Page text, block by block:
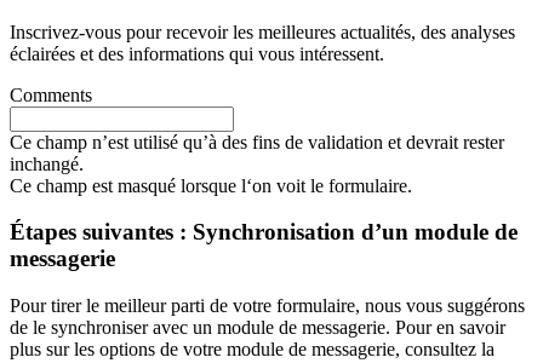
Inscrivez-vous pour recevoir les meilleures actualités, des analyses
éclairées et des informations qui vous intéressent.
Comments
Ce champ n’est utilisé qu’à des fins de validation et devrait rester
inchangé.
Ce champ est masqué lorsque l‘on voit le formulaire.
Étapes suivantes : Synchronisation d’un module de
messagerie
Pour tirer le meilleur parti de votre formulaire, nous vous suggérons
de le synchroniser avec un module de messagerie. Pour en savoir
plus sur les options de votre module de messagerie, consultez la